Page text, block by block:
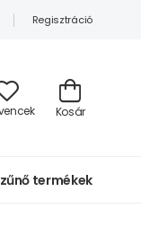
Regisztráció
Kosár
termékek